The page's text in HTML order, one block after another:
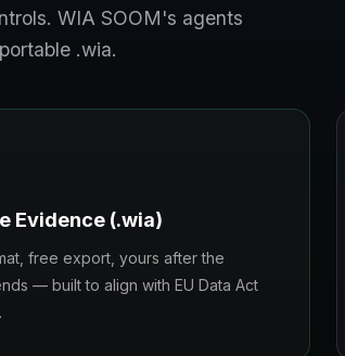
WIA SOOM's agents
.wia.
Evidence (.wia)
free export, yours after the
— built to align with EU Data Act